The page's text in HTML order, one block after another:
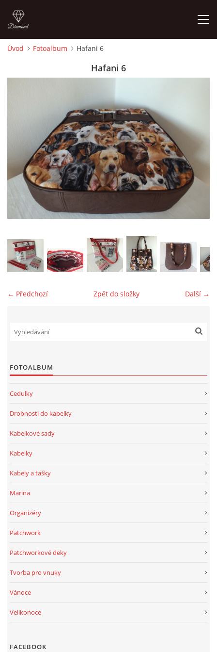
MOJE POSLEDNÍ PRÁCE
jk-laguna@seznam.cz
© 2025 eStránky.cz
Úvod Fotoalbum Hafani 6
Hafani 6
← Předchozí Další →
Zpět do složky
FOTOALBUM
Cedulky
Drobnosti do kabelky
Kabelkové sady
Kabelky
Kabely a tašky
Marina
Organizéry
Patchwork
Patchworkové deky
Tvorba pro vnuky
Vánoce
Velikonoce
FACEBOOK